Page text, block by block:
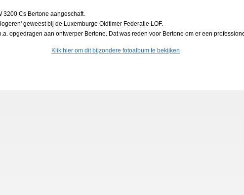
3200 Cs Bertone aangeschaft.
geweest bij de Luxemburge Oldtimer Federatie LOF.
opgedragen aan ontwerper Bertone. Dat was reden voor Bertone om er een
Klik hier om dit bijzondere fotoalbum te bekijken